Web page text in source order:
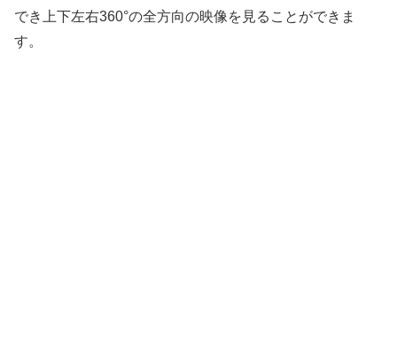
でき上下左右360°の全方向の映像を見ることができま
す。